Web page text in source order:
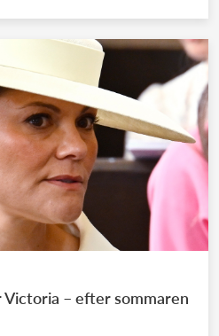
– efter sommaren